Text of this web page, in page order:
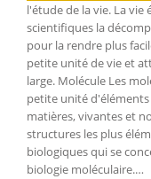
l'étude de la vie. La
scientifiques la
pour la rendre plus
petite unité de vie et
large. Molécule Les
petite unité
matières, vivantes et
structures les plus
biologiques qui se
biologie moléculaire.…